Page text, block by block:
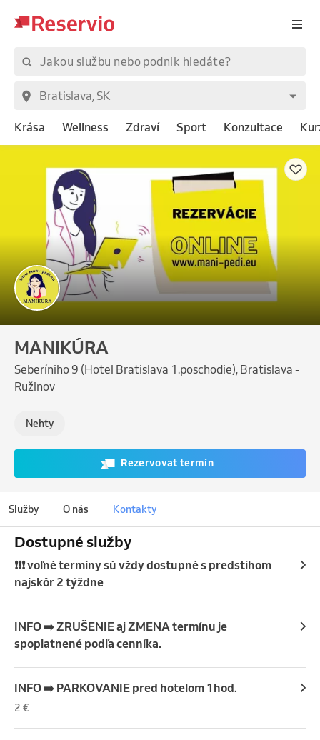
Krása Wellness Zdraví Sport Konzultace
MANIKÚRA
Seberíniho 9 (Hotel Bratislava 1.poschodie), Bratislava -
Ružinov
Nehty
Rezervovat termín
Služby O nás Kontakty
Dostupné služby
❗❗❗ voľné termíny sú vždy dostupné s predstihom
najskôr 2 týždne
INFO ➡️ ZRUŠENIE aj ZMENA termínu je
spoplatnené podľa cenníka.
INFO ➡️ PARKOVANIE pred hotelom 1hod.
2 €